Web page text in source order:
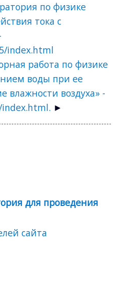
по физике
тока с
index.html
работа по физике
воды при ее
влажности воздуха» -
для проведения
сайта